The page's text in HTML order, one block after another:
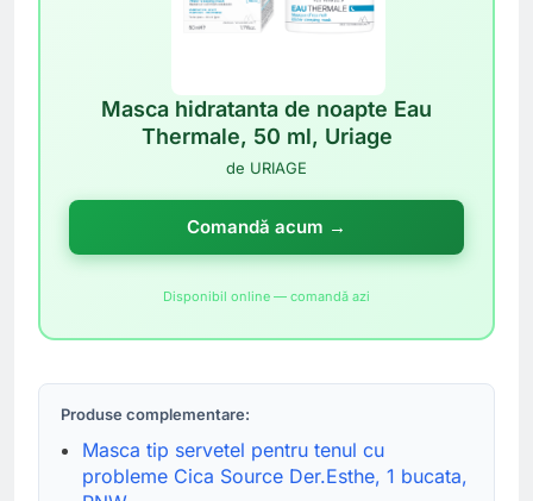
Masca hidratanta de noapte Eau
Thermale, 50 ml, Uriage
de URIAGE
Comandă acum →
Disponibil online — comandă azi
Produse complementare:
Masca tip servetel pentru tenul cu
probleme Cica Source Der.Esthe, 1 bucata,